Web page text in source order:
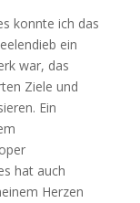
konnte ich das
ein
war, das
Ziele und
Ein
hat auch
Herzen